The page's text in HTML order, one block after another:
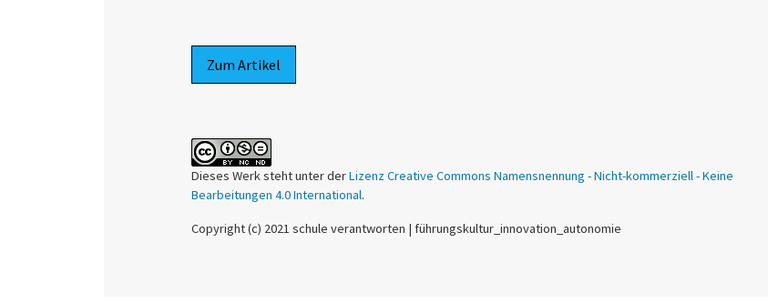
Zum Artikel
Dieses Werk steht unter derLizenz Creative Commons Namensnennung - Nicht-kommerziell - Keine
Bearbeitungen 4.0 International.
Copyright (c) 2021 schule verantworten | führungskultur_innovation_autonomie